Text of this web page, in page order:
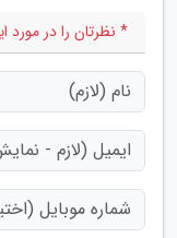
* نظرتان را در مورد